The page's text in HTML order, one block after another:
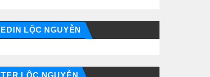
LỘC NGUYỄN
LỘC NGUYỄN